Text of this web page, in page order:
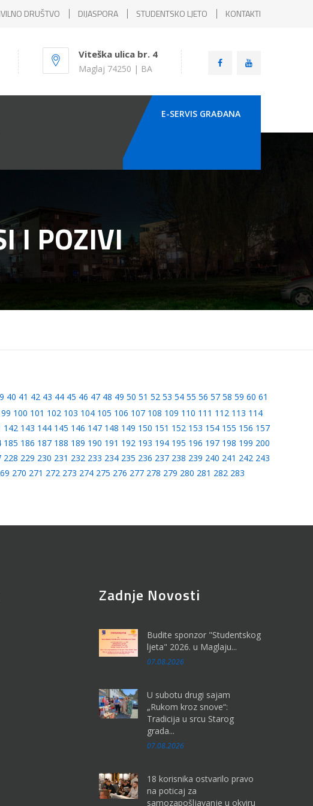
DRUŠTVO DIJASPORA STUDENTSKO LJETO KONTAKTI
Viteška ulica br. 4
Maglaj 74250 | BA
E-SERVIS GRAÐANA
I POZIVI
40 41 42 43 44 45 46 47 48 49 50 51 52 53 54 55 56 57 58 59 60 61
99 100 101 102 103 104 105 106 107 108 109 110 111 112 113 114
142 143 144 145 146 147 148 149 150 151 152 153 154 155 156 157
185 186 187 188 189 190 191 192 193 194 195 196 197 198 199 200
228 229 230 231 232 233 234 235 236 237 238 239 240 241 242 243
270 271 272 273 274 275 276 277 278 279 280 281 282 283
Zadnje Novosti
Budite sponzor "Studentskog
ljeta" 2026. u Maglaju...
07.08.2026
U subotu drugi sajam
„Rukom kroz snove“:
Tradicija u srcu Starog
grada...
07.08.2026
18 korisnika ostvarilo pravo
na poticaj za
samozapošljavanje u okviru